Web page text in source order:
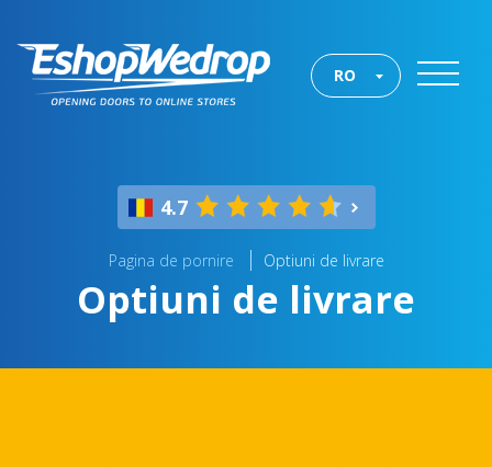
RO
4.7
Pagina de pornire Optiuni de livrare
Optiuni de livrare